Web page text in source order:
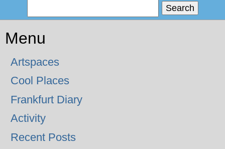
Menu
Artspaces
Cool Places
Frankfurt Diary
Activity
Recent Posts